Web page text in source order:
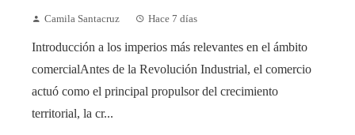
Camila Santacruz Hace 7 días
Introducción a los imperios más relevantes en el ámbito
comercialAntes de la Revolución Industrial, el comercio
actuó como el principal propulsor del crecimiento
territorial, la cr...